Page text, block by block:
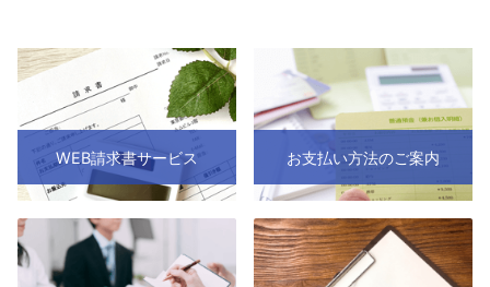
WEB請求書サービス お支払い方法のご案内